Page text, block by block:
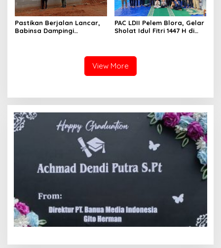
Pastikan Berjalan Lancar,
Babinsa Dampingi
PAC LDII Pelem Blora, Gelar
Sholat Idul Fitri 1447 H di
View More